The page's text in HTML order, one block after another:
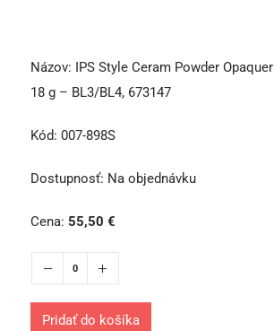
Názov: IPS Style Ceram Powder Opaquer
18 g – BL3/BL4, 673147
Kód: 007-898S
Dostupnosť: Na objednávku
Cena: 55,50 €
Pridať do košíka